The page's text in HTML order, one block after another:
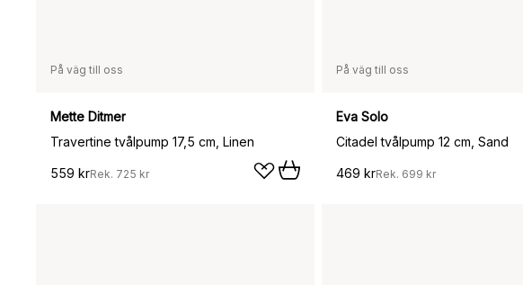
På väg till oss
Mette Ditmer
Travertine tvålpump 17,5 cm, Linen
559 krRek. 725 kr
På väg till oss
Eva Solo
Citadel tvålpump 12 cm, Sand
469 krRek. 699 kr